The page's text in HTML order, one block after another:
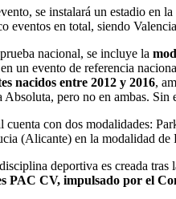
se instalará un estadio en la
eventos en total, siendo
nacional, se incluye la
un evento de referencia
nacidos entre 2012 y 2016,
Absoluta, pero no en ambas.
con dos modalidades:
(Alicante) en la modalidad de
deportiva es creada tras
PAC CV, impulsado por el